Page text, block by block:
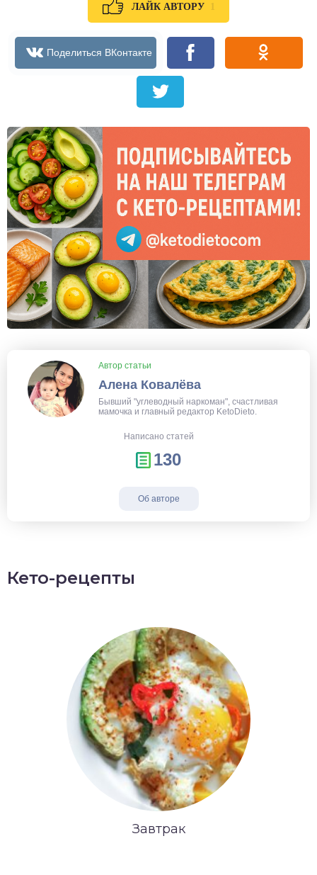
ЛАЙК АВТОРУ
Автор статьи
Алена Ковалёва
Бывший "углеводный наркоман", счастливая
мамочка и главный редактор KetoDieto.
Написано статей
130
Об авторе
Кето-рецепты
Завтрак